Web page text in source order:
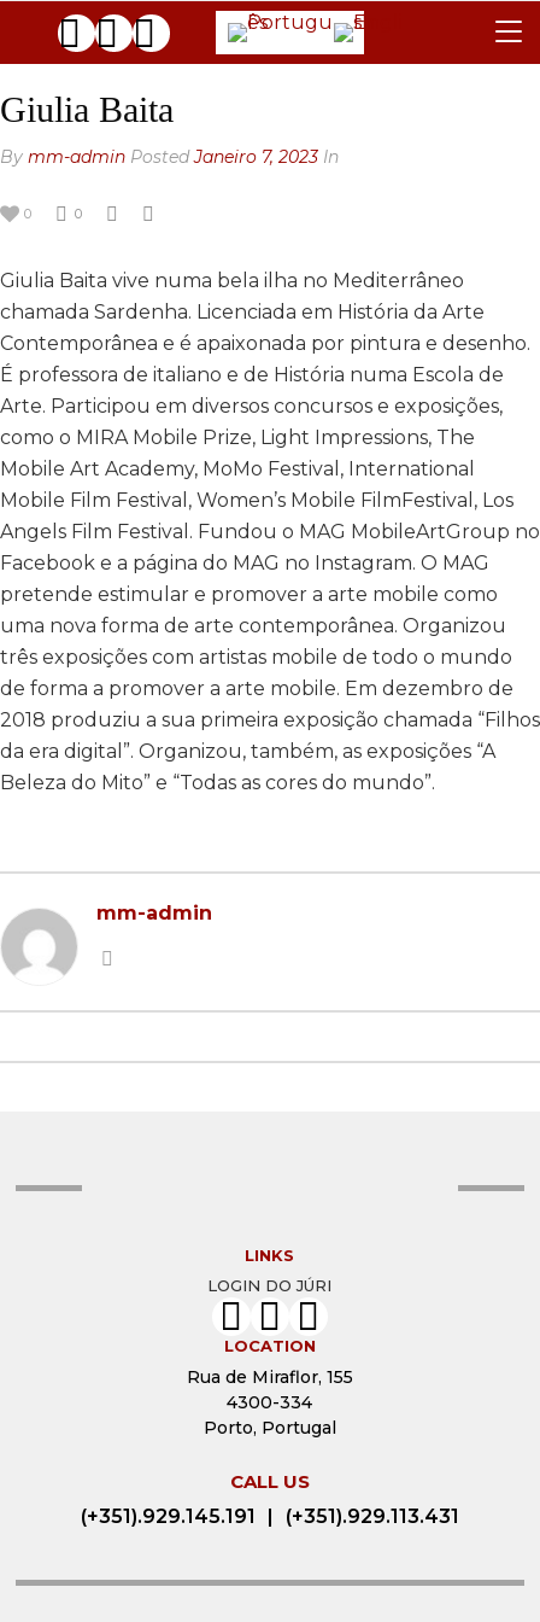
CONTACTOS
GENERAL
2024 EDITION
2023 EDITION
2022 EDITION
2021 EDITION
2020 EDITION
2019 EDITION
2018 EDITION
2015 EDITION
2014 EDITION
2025 EDITION
2024 EDITION
2023 EDITION
2022 EDITION
2021 EDITION
2020 EDITION
2019 EDITION
Giulia Baita
By mm-admin PostedJaneiro 7, 2023 In
0 0
Giulia Baita vive numa bela ilha no Mediterrâneo
chamada Sardenha. Licenciada em História da Arte
Contemporânea e é apaixonada por pintura e desenho.
É professora de italiano e de História numa Escola de
Arte. Participou em diversos concursos e exposições,
como o MIRA Mobile Prize, Light Impressions, The
Mobile Art Academy, MoMo Festival, International
Mobile Film Festival, Women’s Mobile FilmFestival, Los
Angels Film Festival. Fundou o MAG MobileArtGroup no
Facebook e a página do MAG no Instagram. O MAG
pretende estimular e promover a arte mobile como
uma nova forma de arte contemporânea. Organizou
três exposições com artistas mobile de todo o mundo
de forma a promover a arte mobile. Em dezembro de
2018 produziu a sua primeira exposição chamada “Filhos
da era digital”. Organizou, também, as exposições “A
Beleza do Mito” e “Todas as cores do mundo”.
mm-admin
LINKS
LOGIN DO JÚRI
LOCATION
Rua de Miraflor, 155
4300-334
Porto, Portugal
CALL US
(+351).929.145.191
| (+351).929.113.431